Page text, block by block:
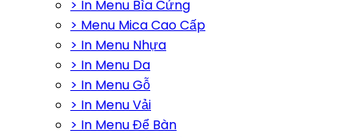
> In Menu Bìa Cứng
> Menu Mica Cao Cấp
> In Menu Nhựa
> In Menu Da
> In Menu Gỗ
> In Menu Vải
> In Menu Để Bàn